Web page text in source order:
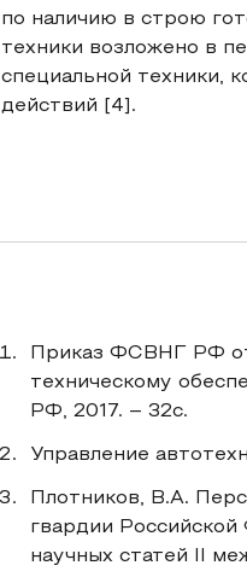
по наличию в строю
техники возложено в
специальной техники,
действий [4].
Приказ ФСВНГ РФ
техническому
РФ, 2017. – 32с.
Управление
Плотников, В.А.
гвардии
научных статей II